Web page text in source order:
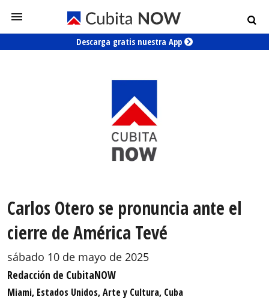
Descarga gratis nuestra App
Carlos Otero se pronuncia ante el
cierre de América Tevé
sábado 10 de mayo de 2025
Redacción de CubitaNOW
Miami, Estados Unidos, Arte y Cultura, Cuba